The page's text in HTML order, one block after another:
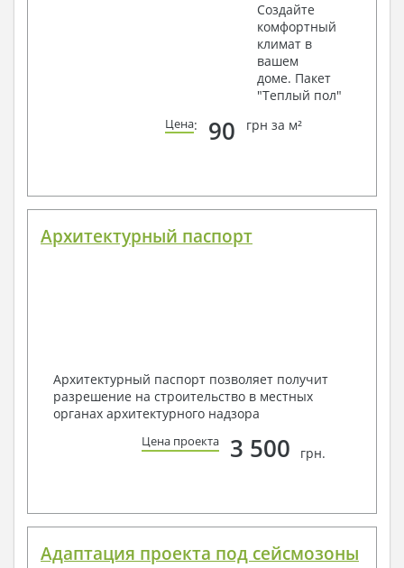
Создайте
комфортный
климат в
вашем
доме. Пакет
"Теплый пол"
Цена: 90 грн за м²
Архитектурный паспорт
Архитектурный паспорт позволяет получит
разрешение на строительство в местных
органах архитектурного надзора
Цена проекта 3 500 грн.
Адаптация проекта под сейсмозоны